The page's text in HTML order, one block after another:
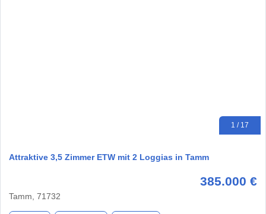
1 / 17
Attraktive 3,5 Zimmer ETW mit 2 Loggias in Tamm
385.000 €
Tamm, 71732